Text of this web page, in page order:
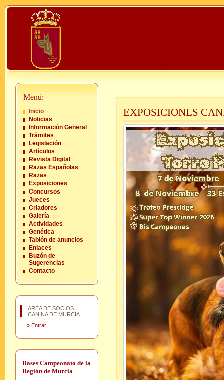
Menú:
Inicio
Noticias
Información General
Trámites
Legislación
Artículos
Revista Digital
Razas Españolas
Razas
Exposiciones
Concursos
Jueces
Criadores
Galería
Actividades
Genética
Tablón de anuncios
Enlaces
Buzón de
Sugerencias
Contacto
AREA DE SOCIOS
CANINA DE MURCIA
» Entrar
Bases Campeonato de la
Región de Murcia
EXPOSICIONES